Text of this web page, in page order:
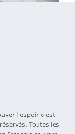
l'espoir » est
Toutes les